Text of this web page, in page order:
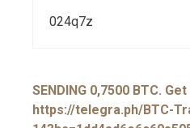
024q7z
SЕNDING 0,7500 ВTC. Get
https://telegra.ph/BTC-